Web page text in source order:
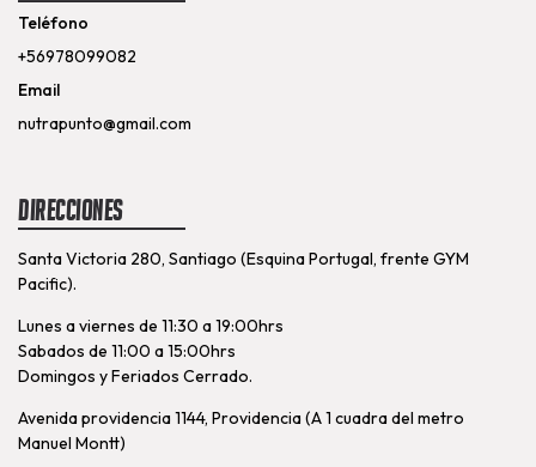
Teléfono
+56978099082
Email
nutrapunto@gmail.com
Direcciones
Santa Victoria 280, Santiago (Esquina Portugal, frente GYM
Pacific).
Lunes a viernes de 11:30 a 19:00hrs
Sabados de 11:00 a 15:00hrs
Domingos y Feriados Cerrado.
Avenida providencia 1144, Providencia (A 1 cuadra del metro
Manuel Montt)